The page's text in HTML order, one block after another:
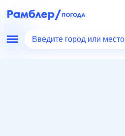
Введите город или место